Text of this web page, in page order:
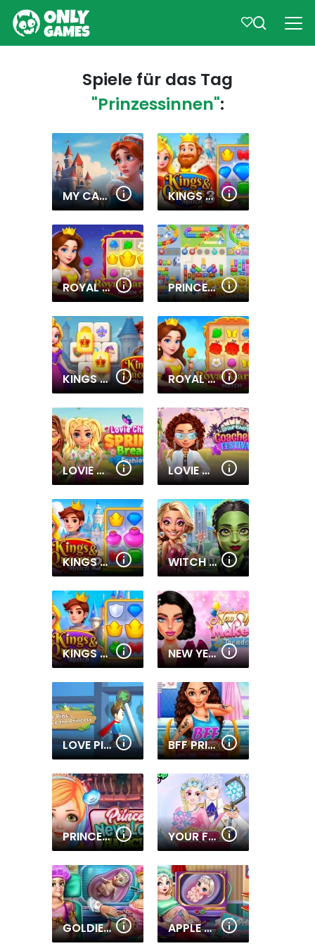
Spiele für das Tag
"Prinzessinnen":
MY CASTLE. MERGE & STORY KINGS AND QUEENS MATCH 3
ROYAL GARDEN MATCH 2 PRINCESS RESCUE: SAVE GIRL
KINGS AND QUEENS MAHJONG ROYAL GARDEN MATCH
LOVIE CHICS SPRING BREAK FASHION LOVIE CHIC'S COACHELLA FESTIVAL
KINGS AND QUEENS MATCH 2 WITCH & FAIRY BFF
KINGS AND QUEENS MATCH NEW YEAR MAKEUP TRENDS
LOVE PINS SAVE THE PRINCESS BFF PRINCESS TATOO SHOP
PRINCESS NEW LOOK HAIRCUT YOUR FAVORITE ROYAL COUPLE
GOLDIE PRINCESSES PREGNANT CHECK UP APPLE PRINCESS PREGNANT CHECK UP